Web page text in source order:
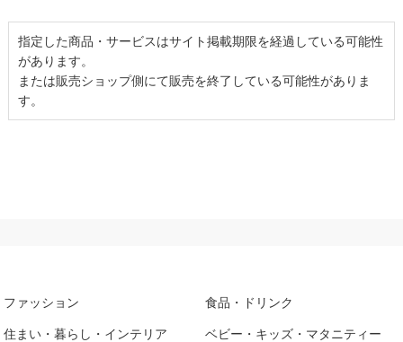
指定した商品・サービスはサイト掲載期限を経過している可能性
があります。
または販売ショップ側にて販売を終了している可能性がありま
す。
ファッション 食品・ドリンク
住まい・暮らし・インテリア ベビー・キッズ・マタニティー